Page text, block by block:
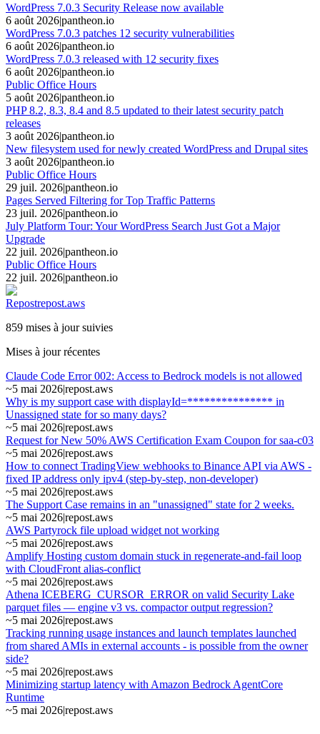
WordPress 7.0.3 Security Release now available
6 août 2026|pantheon.io
WordPress 7.0.3 patches 12 security vulnerabilities
6 août 2026|pantheon.io
WordPress 7.0.3 released with 12 security fixes
6 août 2026|pantheon.io
Public Office Hours
5 août 2026|pantheon.io
PHP 8.2, 8.3, 8.4 and 8.5 updated to their latest security patch
releases
3 août 2026|pantheon.io
New filesystem used for newly created WordPress and Drupal sites
3 août 2026|pantheon.io
Public Office Hours
29 juil. 2026|pantheon.io
Pages Served Filtering for Top Traffic Patterns
23 juil. 2026|pantheon.io
July Platform Tour: Your WordPress Search Just Got a Major
Upgrade
22 juil. 2026|pantheon.io
Public Office Hours
22 juil. 2026|pantheon.io
Repostrepost.aws
859 mises à jour suivies
Mises à jour récentes
Claude Code Error 002: Access to Bedrock models is not allowed
~5 mai 2026|repost.aws
Why is my support case with displayId=*************** in
Unassigned state for so many days?
~5 mai 2026|repost.aws
Request for New 50% AWS Certification Exam Coupon for saa-c03
~5 mai 2026|repost.aws
How to connect TradingView webhooks to Binance API via AWS -
fixed IP address only ipv4 (step‑by‑step, non‑developer)
~5 mai 2026|repost.aws
The Support Case remains in an "unassigned" state for 2 weeks.
~5 mai 2026|repost.aws
AWS Partyrock file upload widget not working
~5 mai 2026|repost.aws
Amplify Hosting custom domain stuck in regenerate-and-fail loop
with CloudFront alias-conflict
~5 mai 2026|repost.aws
Athena ICEBERG_CURSOR_ERROR on valid Security Lake
parquet files — engine v3 vs. compactor output regression?
~5 mai 2026|repost.aws
Tracking running usage instances and launch templates launched
from shared AMIs in external accounts - is possible from the owner
side?
~5 mai 2026|repost.aws
Minimizing startup latency with Amazon Bedrock AgentCore
Runtime
~5 mai 2026|repost.aws